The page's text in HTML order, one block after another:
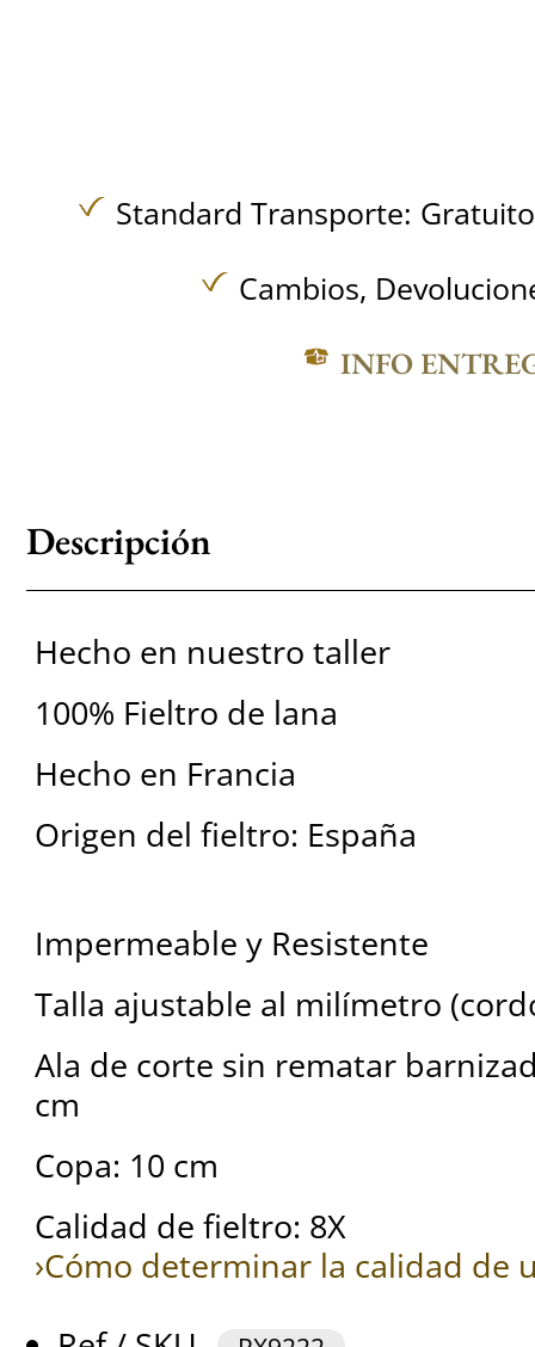
Standard Transporte:
Cambios,
INFO
Descripción
Hecho en nuestro taller
100% Fieltro de lana
Hecho en Francia
Origen del fieltro: España
Impermeable y Resistente
Talla ajustable al milímetro
Ala de corte sin rematar
cm
Copa: 10 cm
Calidad de fieltro: 8X
›Cómo determinar la calidad de